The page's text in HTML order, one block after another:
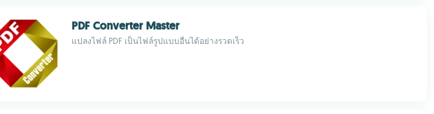
PDF Converter Master
แปลงไฟล์ PDF เป็นไฟล์รูปแบบอื่นได้อย่างรวดเร็ว